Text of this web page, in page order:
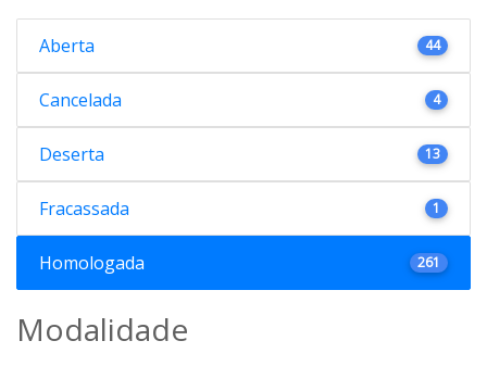
Aberta 44
Cancelada 4
Deserta 13
Fracassada 1
Homologada 261
Modalidade